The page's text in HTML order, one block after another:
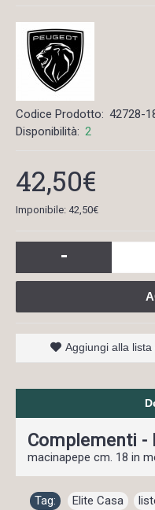
Codice Prodotto: 42728-
Disponibilità: 2
42,50€
Imponibile: 42,50€
-
Aggiungi alla
Complementi -
macinapepe cm. 18 in
Tag: Elite Casa ,